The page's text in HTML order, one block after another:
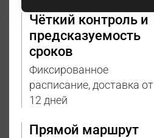
Чёткий контроль и
предсказуемость
сроков
Фиксированное
расписание, доставка от
12 дней
Прямой маршрут